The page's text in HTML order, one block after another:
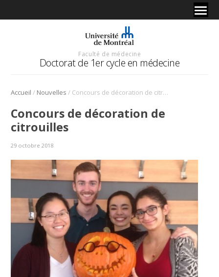
Faculté de médecine
Doctorat de 1er cycle en médecine
Accueil / Nouvelles / Concours de décoration de citrouilles
Concours de décoration de
citrouilles
29 octobre 2018